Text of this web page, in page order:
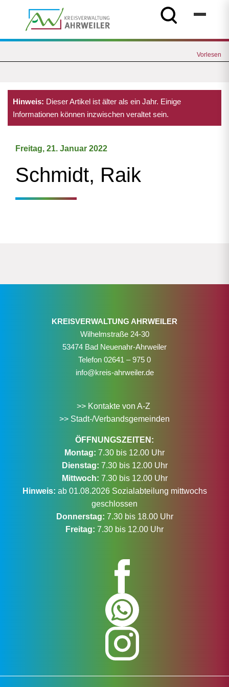
Vorlesen
Hinweis: Dieser Artikel ist älter als ein Jahr. Einige
Informationen können inzwischen veraltet sein.
Freitag, 21. Januar 2022
Schmidt, Raik
KREISVERWALTUNG AHRWEILER
Wilhelmstraße 24-30
53474 Bad Neuenahr-Ahrweiler
Telefon 02641 – 975 0
info@kreis-ahrweiler.de
>> Kontakte von A-Z
>> Stadt-/Verbandsgemeinden
ÖFFNUNGSZEITEN:
Montag: 7.30 bis 12.00 Uhr
Dienstag: 7.30 bis 12.00 Uhr
Mittwoch: 7.30 bis 12.00 Uhr
Hinweis: ab 01.08.2026 Sozialabteilung mittwochs
geschlossen
Donnerstag: 7.30 bis 18.00 Uhr
Freitag: 7.30 bis 12.00 Uhr